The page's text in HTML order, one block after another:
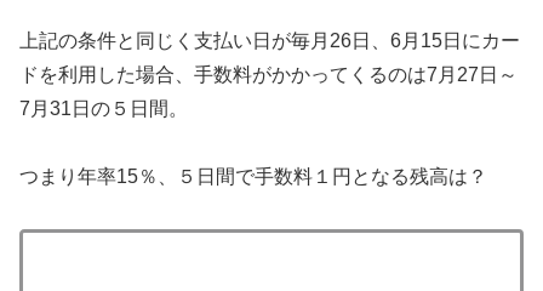
上記の条件と同じく支払い日が毎月26日、6月15日にカー
ドを利用した場合、手数料がかかってくるのは7月27日～
7月31日の５日間。
つまり年率15％、５日間で手数料１円となる残高は？